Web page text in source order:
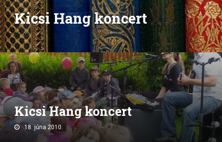
Kicsi Hang koncert
Kicsi Hang koncert
18. júna 2010.